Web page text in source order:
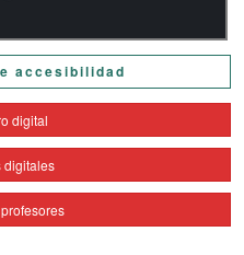
accesibilidad
digital
digitales